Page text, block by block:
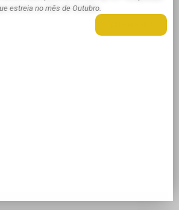
estreia no mês de Outubro.